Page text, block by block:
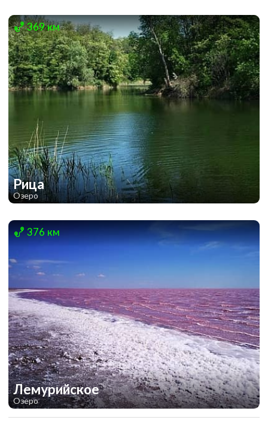
1 1
369 км
Рица
Озеро
1 1
376 км
Лемурийское
Озеро